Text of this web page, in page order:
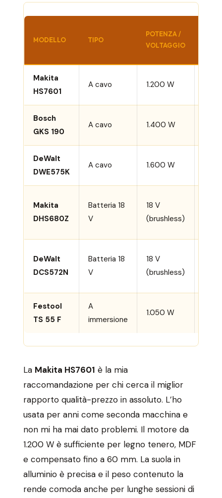
MODELLO TIPO
POTENZA /
VOLTAGGIO
Makita
HS7601
A cavo 1.200 W
Bosch
GKS 190
A cavo 1.400 W
DeWalt
DWE575K
A cavo 1.600 W
Makita
DHS680Z
Batteria 18
V
18 V
(brushless)
DeWalt
DCS572N
Batteria 18
V
18 V
(brushless)
Festool
TS 55 F
A
immersione
1.050 W
La Makita HS7601 è la mia
raccomandazione per chi cerca il miglior
rapporto qualità-prezzo in assoluto. L’ho
usata per anni come seconda macchina e
non mi ha mai dato problemi. Il motore da
1.200 W è sufficiente per legno tenero, MDF
e compensato fino a 60 mm. La suola in
alluminio è precisa e il peso contenuto la
rende comoda anche per lunghe sessioni di